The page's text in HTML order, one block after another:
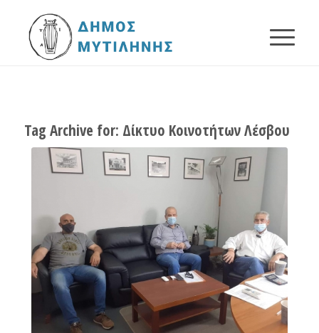
Tag Archive for: Δίκτυο Κοινοτήτων Λέσβου